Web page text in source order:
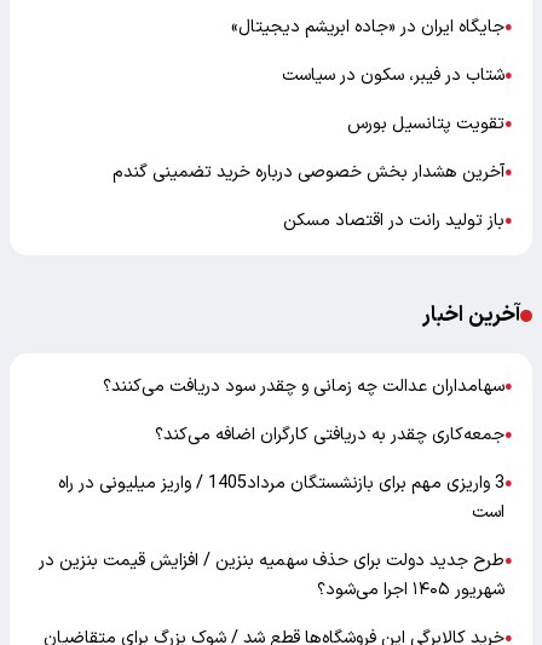
●جایگاه ایران در «جاده ابریشم دیجیتال»
●شتاب در فیبر، سکون در سیاست
●تقویت پتانسیل بورس
●آخرین هشدار بخش خصوصی درباره خرید تضمینی گندم
●باز تولید رانت در اقتصاد مسکن
آخرین اخبار
●سهامداران عدالت چه زمانی و چقدر سود دریافت می‌کنند؟
●جمعه‌کاری چقدر به دریافتی کارگران اضافه می‌کند؟
●
3 واریزی مهم برای بازنشستگان مرداد1405 / واریز میلیونی در راه
است
●طرح جدید دولت برای حذف سهمیه بنزین / افزایش قیمت بنزین در
شهریور ۱۴۰۵ اجرا می‌شود؟
●خرید کالابرگی این فروشگاه‌ها قطع شد / شوک بزرگ برای متقاضیان